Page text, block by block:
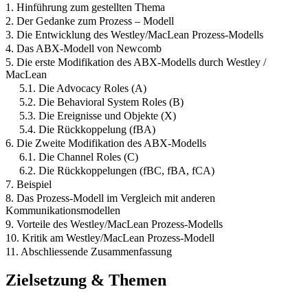
1. Hinführung zum gestellten Thema
2. Der Gedanke zum Prozess – Modell
3. Die Entwicklung des Westley/MacLean Prozess-Modells
4. Das ABX-Modell von Newcomb
5. Die erste Modifikation des ABX-Modells durch Westley /
MacLean
5.1. Die Advocacy Roles (A)
5.2. Die Behavioral System Roles (B)
5.3. Die Ereignisse und Objekte (X)
5.4. Die Rückkoppelung (fBA)
6. Die Zweite Modifikation des ABX-Modells
6.1. Die Channel Roles (C)
6.2. Die Rückkoppelungen (fBC, fBA, fCA)
7. Beispiel
8. Das Prozess-Modell im Vergleich mit anderen
Kommunikationsmodellen
9. Vorteile des Westley/MacLean Prozess-Modells
10. Kritik am Westley/MacLean Prozess-Modell
11. Abschliessende Zusammenfassung
Zielsetzung & Themen